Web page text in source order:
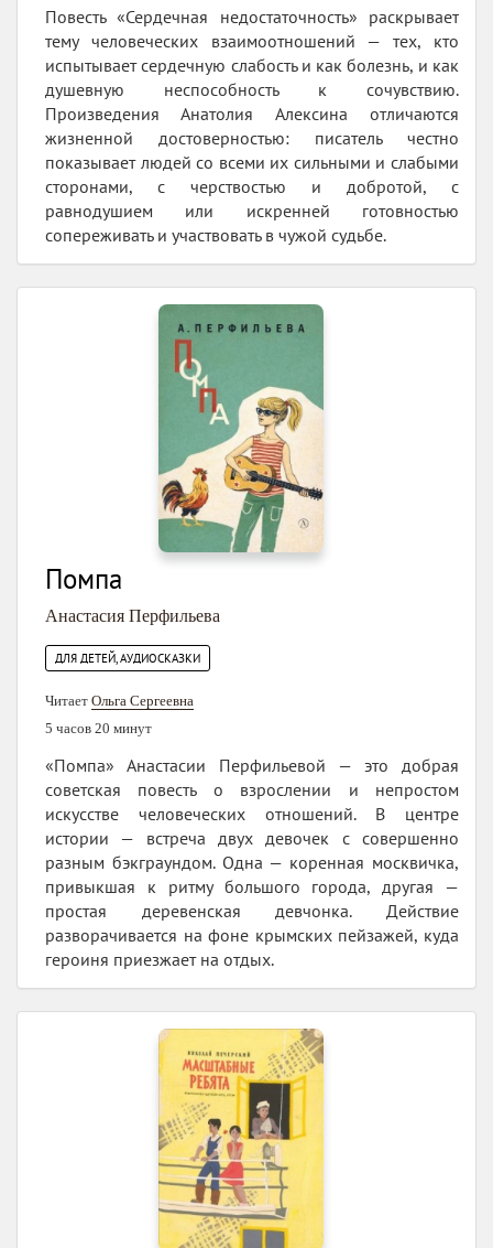
Повесть «Сердечная недостаточность» раскрывает
тему человеческих взаимоотношений — тех, кто
испытывает сердечную слабость и как болезнь, и как
душевную неспособность к сочувствию.
Произведения Анатолия Алексина отличаются
жизненной достоверностью: писатель честно
показывает людей со всеми их сильными и слабыми
сторонами, с черствостью и добротой, с
равнодушием или искренней готовностью
сопереживать и участвовать в чужой судьбе.
Помпа
Анастасия Перфильева
ДЛЯ ДЕТЕЙ, АУДИОСКАЗКИ
Читает Ольга Сергеевна
5 часов 20 минут
«Помпа» Анастасии Перфильевой — это добрая
советская повесть о взрослении и непростом
искусстве человеческих отношений. В центре
истории — встреча двух девочек с совершенно
разным бэкграундом. Одна — коренная москвичка,
привыкшая к ритму большого города, другая —
простая деревенская девчонка. Действие
разворачивается на фоне крымских пейзажей, куда
героиня приезжает на отдых.